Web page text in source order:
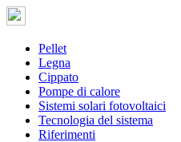
Pellet
Legna
Cippato
Pompe di calore
Sistemi solari fotovoltaici
Tecnologia del sistema
Riferimenti